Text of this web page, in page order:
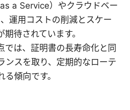
a Service）やクラウドベー
運用コストの削減とスケー
待されています。
では、証明書の長寿命化と同
ンスを取り、定期的なローテ
傾向です。